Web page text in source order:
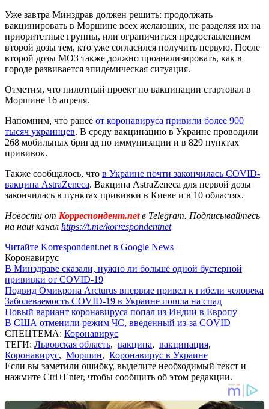
Уже завтра Минздрав должен решить: продолжать
вакцинировать в Моршине всех желающих, не разделяя их на
приоритетные группы, или ограничиться предоставлением
второй дозы тем, кто уже согласился получить первую. После
второй дозы МОЗ также должно проанализировать, как в
городе развивается эпидемическая ситуация.
Отметим, что пилотный проект по вакцинации стартовал в
Моршине 16 апреля.
Напомним, что ранее от коронавируса привили более 900
тысяч украинцев. В среду вакцинацию в Украине проводили
268 мобильных бригад по иммунизации и в 829 пунктах
прививок.
Также сообщалось, что в Украине почти закончилась COVID-
вакцина AstraZeneca. Вакцина AstraZeneca для первой дозы
закончилась в пунктах прививки в Киеве и в 10 областях.
Новости от Корреспондент.netв Telegram. Подписывайтесь
на наш канал https://t.me/korrespondentnet
Читайте Korrespondent.net в Google News
Коронавирус
В Минздраве сказали, нужно ли больше одной бустерной
прививки от COVID-19
Подвид Омикрона Arcturus впервые привел к гибели человека
Заболеваемость COVID-19 в Украине пошла на спад
Новый вариант коронавируса попал из Индии в Европу
В США отменили режим ЧС, введенный из-за COVID
СПЕЦТЕМА: Коронавирус
ТЕГИ: Львовская область, вакцина, вакцинация,
Коронавирус, Моршин, Коронавирус в Украине
Если вы заметили ошибку, выделите необходимый текст и
нажмите Ctrl+Enter, чтобы сообщить об этом редакции.